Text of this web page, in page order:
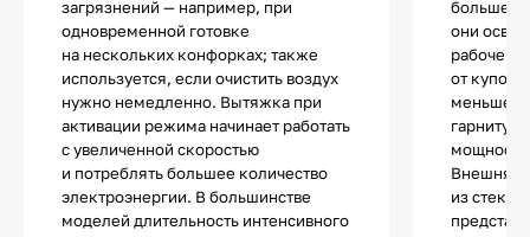
загрязнений — например, при
одновременной готовке
на нескольких конфорках; также
используется, если очистить воздух
нужно немедленно. Вытяжка при
активации режима начинает работать
с увеличенной скоростью
и потреблять большее количество
электроэнергии. В большинстве
моделей длительность интенсивного
больше.
они
рабочей
от
меньше
мощности
Внешняя
из